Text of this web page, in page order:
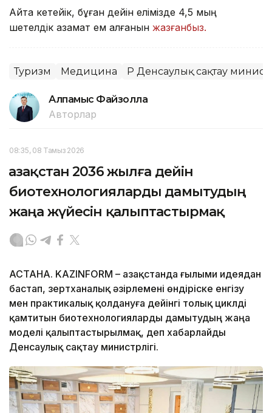
Айта кетейік, бұған дейін елімізде 4,5 мың
шетелдік азамат ем алғанын жазғанбыз.
Туризм Медицина ҚР Денсаулық сақтау
Алпамыс Файзолла
Авторлар
08:35, 08 Тамыз 2026
Қазақстан 2036 жылға дейін
биотехнологияларды дамытудың
жаңа жүйесін қалыптастырмақ
АСТАНА. KAZINFORM – Қазақстанда ғылыми идеядан
бастап, зертханалық әзірлемені өндіріске енгізу
мен практикалық қолдануға дейінгі толық циклді
қамтитын биотехнологияларды дамытудың жаңа
моделі қалыптастырылмақ, деп хабарлайды
Денсаулық сақтау министрлігі.